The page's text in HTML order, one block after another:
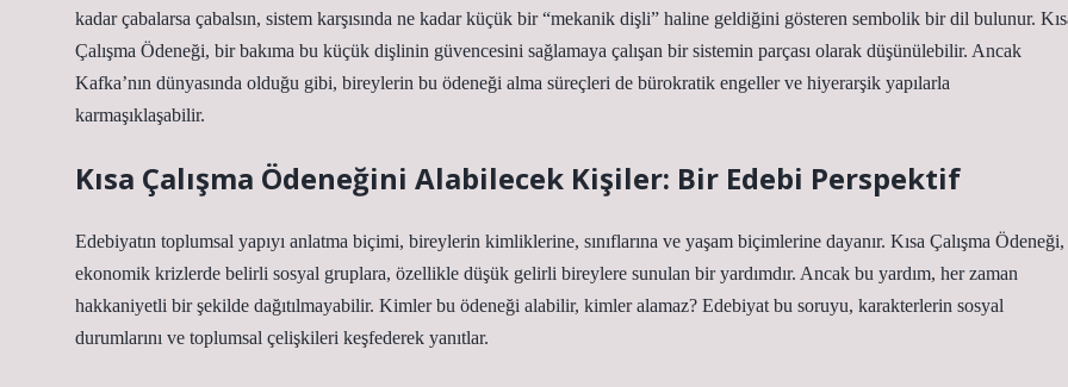
kadar çabalarsa çabalsın, sistem karşısında ne kadar küçük bir “mekanik dişli” haline geldiğini gösteren sembolik bir dil bulunur.
Çalışma Ödeneği, bir bakıma bu küçük dişlinin güvencesini sağlamaya çalışan bir sistemin parçası olarak düşünülebilir. Ancak
Kafka’nın dünyasında olduğu gibi, bireylerin bu ödeneği alma süreçleri de bürokratik engeller ve hiyerarşik yapılarla
karmaşıklaşabilir.
Kısa Çalışma Ödeneğini Alabilecek Kişiler: Bir Edebi Perspektif
Edebiyatın toplumsal yapıyı anlatma biçimi, bireylerin kimliklerine, sınıflarına ve yaşam biçimlerine dayanır. Kısa Çalışma Ödeneği,
ekonomik krizlerde belirli sosyal gruplara, özellikle düşük gelirli bireylere sunulan bir yardımdır. Ancak bu yardım, her zaman
hakkaniyetli bir şekilde dağıtılmayabilir. Kimler bu ödeneği alabilir, kimler alamaz? Edebiyat bu soruyu, karakterlerin sosyal
durumlarını ve toplumsal çelişkileri keşfederek yanıtlar.